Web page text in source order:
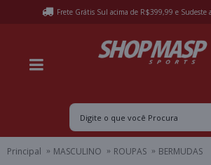
Frete Grátis Sul acima de R$399,99 e Sudeste
Principal MASCULINO ROUPAS BERMUDAS